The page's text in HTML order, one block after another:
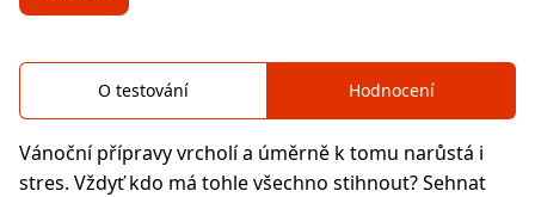
O testování Hodnocení
Vánoční přípravy vrcholí a úměrně k tomu narůstá i
stres. Vždyť kdo má tohle všechno stihnout? Sehnat